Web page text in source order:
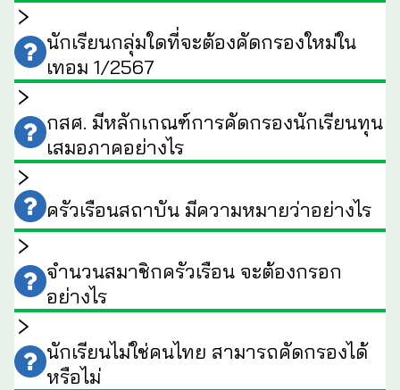
นักเรียนกลุ่มใดที่จะต้องคัดกรองใหม่ใน
เทอม 1/2567
กสศ. มีหลักเกณฑ์การคัดกรองนักเรียนทุน
เสมอภาคอย่างไร
ครัวเรือนสถาบัน มีความหมายว่าอย่างไร
จำนวนสมาชิกครัวเรือน จะต้องกรอก
อย่างไร
นักเรียนไม่ใช่คนไทย สามารถคัดกรองได้
หรือไม่